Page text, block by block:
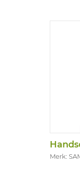
geen
blijven.
maten:
13997
Merk: